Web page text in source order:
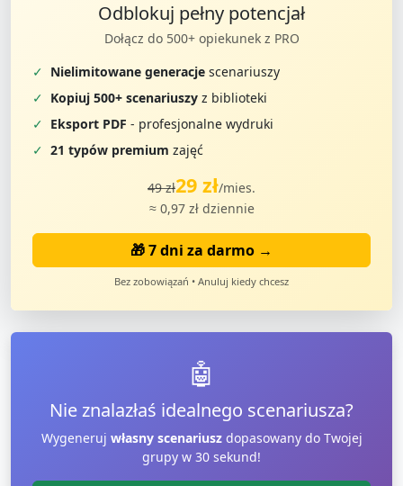
Odblokuj pełny potencjał
Dołącz do 500+ opiekunek z PRO
✓ Nielimitowane generacje scenariuszy
✓ Kopiuj 500+ scenariuszy z biblioteki
✓ Eksport PDF - profesjonalne wydruki
✓ 21 typów premium zajęć
49 zł29 zł/mies.
≈ 0,97 zł dziennie
🎁 7 dni za darmo →
Bez zobowiązań • Anuluj kiedy chcesz
🤖
Nie znalazłaś idealnego scenariusza?
Wygeneruj własny scenariuszdopasowany do Twojej
grupy w 30 sekund!